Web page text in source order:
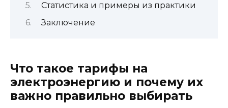
Статистика и примеры из практики
Заключение
Что такое тарифы на
электроэнергию и почему их
важно правильно выбирать